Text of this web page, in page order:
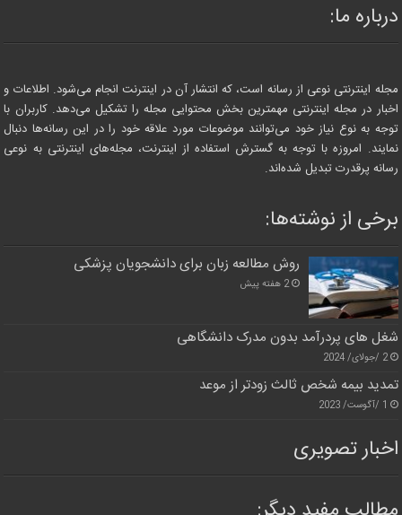
درباره ما:
مجله اینترنتی نوعی از رسانه است، که انتشار آن در اینترنت انجام می‌شود. اطلاعات و
اخبار در مجله اینترنتی مهمترین بخش محتوایی مجله را تشکیل می‌دهد. کاربران با
توجه به نوع نیاز خود می‌توانند موضوعات مورد علاقه خود را در این رسانه‌ها دنبال
نمایند. امروزه با توجه به گسترش استفاده از اینترنت، مجله‌های اینترنتی به نوعی
رسانه پرقدرت تبدیل شده‌اند.
برخی از نوشته‌ها:
روش مطالعه زبان برای دانشجویان پزشکی
2 هفته پیش
شغل های پردرآمد بدون مدرک دانشگاهی
2 /جولای/ 2024
تمدید بیمه شخص ثالث زودتر از موعد
1 /آگوست/ 2023
اخبار تصویری